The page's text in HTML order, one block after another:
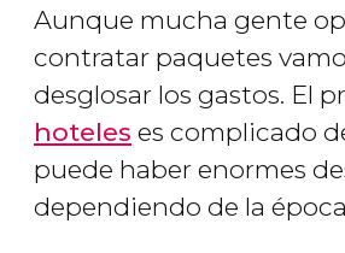
Aunque mucha gente
contratar paquetes
desglosar los gastos. El
hoteles es complicado
puede haber enormes
dependiendo de la